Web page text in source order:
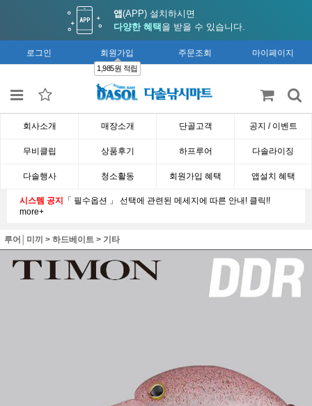
앱(APP) 설치하시면
다양한 혜택 을 받을 수 있습니다.
로그인 회원가입
1,985원 적립
주문조회 마이페이지
회사소개 매장소개 단골고객 공지 / 이벤트
무비클립 상품후기 하프루어 다솔라이징
다솔행사 청소활동 회원가입 혜택 앱설치 혜택
시스템 공지 「 필수옵션 」 선택에 관련된 메세지에 따른 안내! 클릭!!
more+
루어│미끼 > 하드베이트 > 기타